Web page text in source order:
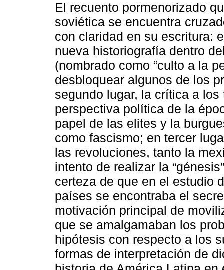
El recuento pormenorizado
soviética se encuentra
con claridad en su escritura:
nueva historiografía dentro
(nombrado como “culto a la
desbloquear algunos de los
segundo lugar, la crítica a
perspectiva política de la
papel de las elites y la
como fascismo; en tercer
las revoluciones, tanto la
intento de realizar la
certeza de que en el estudio
países se encontraba el
motivación principal de
que se amalgamaban los
hipótesis con respecto a los
formas de interpretación de